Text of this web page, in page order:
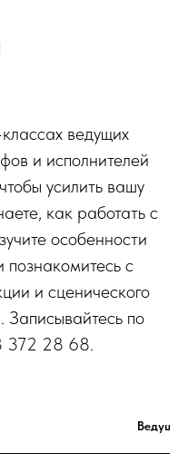
ведущих
и исполнителей
усилить вашу
как работать с
особенности
с
и сценического
Записывайтесь по
372 28 68.
Ведущие